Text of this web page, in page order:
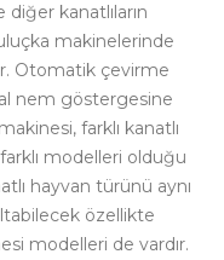
kanatlıların
makinelerinde
Otomatik çevirme
nem göstergesine
farklı kanatlı
modelleri olduğu
hayvan türünü aynı
özellikte
modelleri de vardır.